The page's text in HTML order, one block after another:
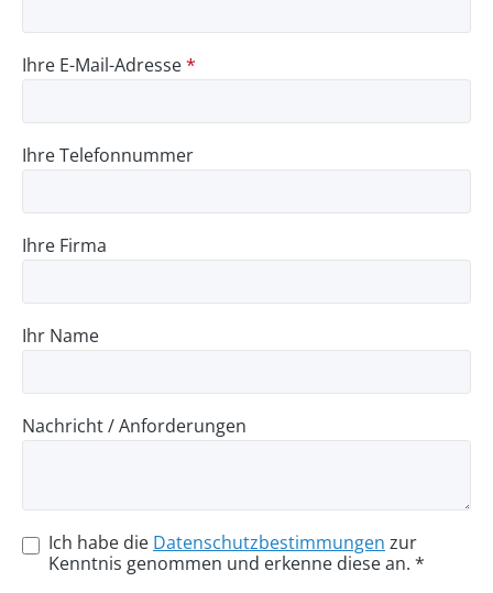
Ihre E-Mail-Adresse*
Ihre Telefonnummer
Ihre Firma
Ihr Name
Nachricht / Anforderungen
Ich habe die Datenschutzbestimmungen zur
Kenntnis genommen und erkenne diese an. *